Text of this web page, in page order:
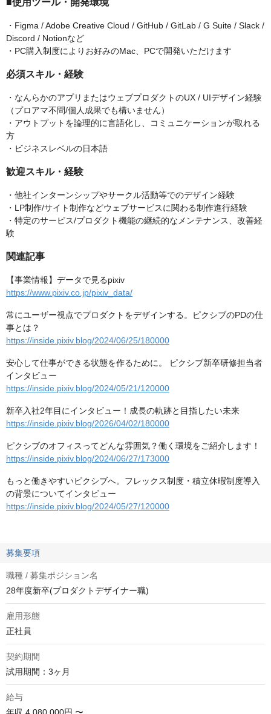
■使用ツール・開発環境
・Figma / Adobe Creative Cloud / GitHub / GitLab / G Suite / Slack /
Discord / Notionなど
・PC購入制度によりお好みのMac、PCで開発いただけます
必須スキル・経験
・なんらかのアプリまたはウェブプロダクトのUX / UIデザイン経験
（プロアマ不問/個人成果でも構いません）
・アウトプットを論理的に言語化し、コミュニケーションが取れる
方
・ビジネスレベルの日本語
歓迎スキル・経験
・他社インターンシップやサークル活動等でのデザイン経験
・LP制作/サイト制作などウェブサービスに関わる制作進行経験
・特定のサービス/プロダクト機能の継続的なメンテナンス、改善経
験
関連記事
【事業情報】データで見るpixiv
https://www.pixiv.co.jp/pixiv_data/
常にユーザー視点でプロダクトをデザインする。ピクシブのPDの仕
事とは？
https://inside.pixiv.blog/2024/06/25/180000
安心して仕事ができる状態を作るために。 ピクシブ新卒研修担当者
インタビュー
https://inside.pixiv.blog/2024/05/21/120000
新卒入社2年目にインタビュー！成長の軌跡と目指したい未来
https://inside.pixiv.blog/2026/04/02/180000
ピクシブのオフィスってどんな雰囲気？働く環境をご紹介します！
https://inside.pixiv.blog/2024/06/27/173000
もっと働きやすいピクシブへ。フレックス制度・積立休暇制度導入
の背景についてインタビュー
https://inside.pixiv.blog/2024/05/27/120000
募集要項
職種 / 募集ポジション名
28年度新卒(プロダクトデザイナー職)
雇用形態
正社員
契約期間
試用期間：3ヶ月
給与